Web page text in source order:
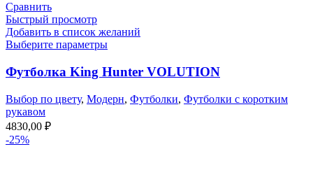
Сравнить
Быстрый просмотр
Добавить в список желаний
Выберите параметры
Футболка King Hunter VOLUTION
Выбор по цвету, Модерн, Футболки, Футболки с коротким
рукавом
4830,00 ₽
-25%